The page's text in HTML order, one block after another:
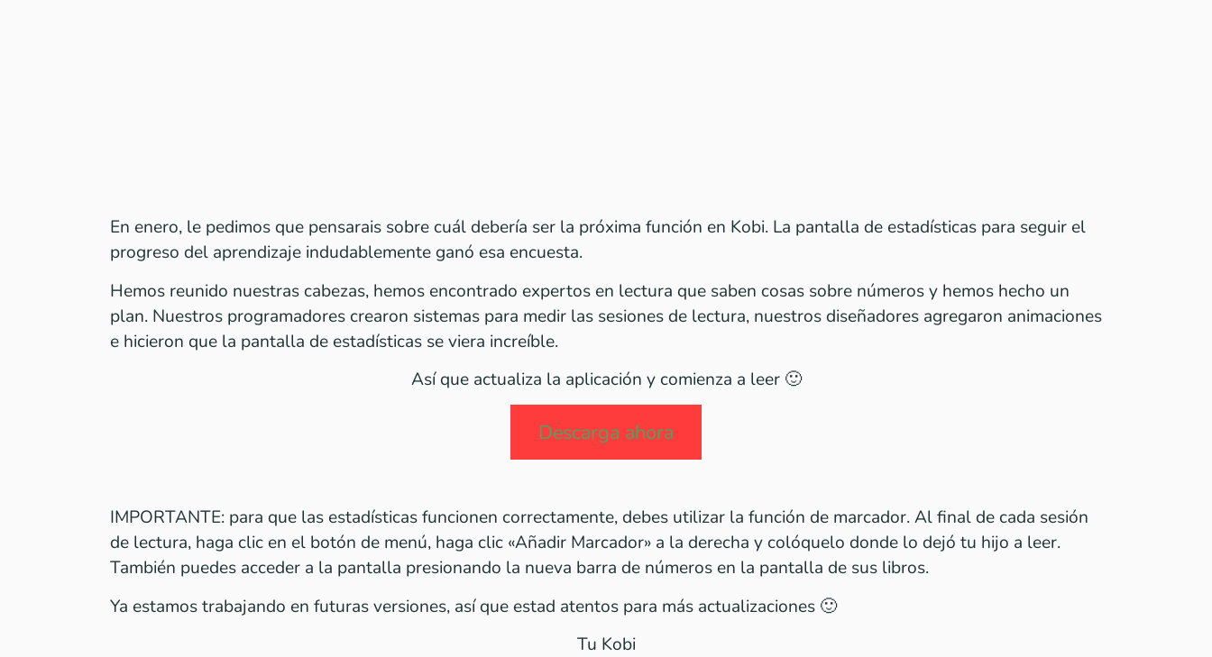
En enero, le pedimos que pensarais sobre cuál debería ser la próxima función en Kobi. La pantalla de estadísticas para seguir el
progreso del aprendizaje indudablemente ganó esa encuesta.
Hemos reunido nuestras cabezas, hemos encontrado expertos en lectura que saben cosas sobre números y hemos hecho un
plan. Nuestros programadores crearon sistemas para medir las sesiones de lectura, nuestros diseñadores agregaron animaciones
e hicieron que la pantalla de estadísticas se viera increíble.
Así que actualiza la aplicación y comienza a leer 🙂
Descarga ahora
IMPORTANTE: para que las estadísticas funcionen correctamente, debes utilizar la función de marcador. Al final de cada sesión
de lectura, haga clic en el botón de menú, haga clic «Añadir Marcador» a la derecha y colóquelo donde lo dejó tu hijo a leer.
También puedes acceder a la pantalla presionando la nueva barra de números en la pantalla de sus libros.
Ya estamos trabajando en futuras versiones, así que estad atentos para más actualizaciones 🙂
Tu Kobi